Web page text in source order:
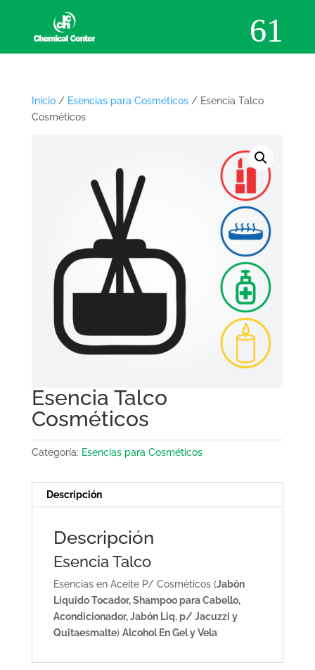
Inicio/ Esencias para Cosméticos/ Esencia Talco
Cosméticos
Esencia Talco
Cosméticos
Categoría: Esencias para Cosméticos
Descripción
Descripción
Esencia Talco
Esencias en Aceite P/ Cosméticos (Jabón
Líquido Tocador, Shampoo para Cabello,
Acondicionador, Jabón Liq. p/ Jacuzzi y
Quitaesmalte) Alcohol En Gel y Vela